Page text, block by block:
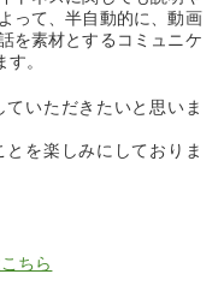
って、半自動的に、動画
を素材とするコミュニケ
。
いただきたいと思いま
を楽しみにしておりま
ちら